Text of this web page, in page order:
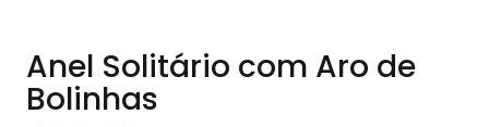
Anel Solitário com Aro de
Bolinhas